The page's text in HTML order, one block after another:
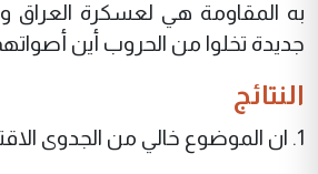
به المقاومة هي لعسكرة العراق
جديدة تخلوا من الحروب أين
النتائج
1. ان الموضوع خالي من الجدوى الاقتصادية.